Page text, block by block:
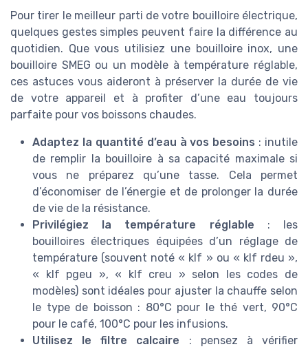
Pour tirer le meilleur parti de votre bouilloire électrique,
quelques gestes simples peuvent faire la différence au
quotidien. Que vous utilisiez une bouilloire inox, une
bouilloire SMEG ou un modèle à température réglable,
ces astuces vous aideront à préserver la durée de vie
de votre appareil et à profiter d’une eau toujours
parfaite pour vos boissons chaudes.
Adaptez la quantité d’eau à vos besoins : inutile
de remplir la bouilloire à sa capacité maximale si
vous ne préparez qu’une tasse. Cela permet
d’économiser de l’énergie et de prolonger la durée
de vie de la résistance.
Privilégiez la température réglable : les
bouilloires électriques équipées d’un réglage de
température (souvent noté « klf » ou « klf rdeu »,
« klf pgeu », « klf creu » selon les codes de
modèles) sont idéales pour ajuster la chauffe selon
le type de boisson : 80°C pour le thé vert, 90°C
pour le café, 100°C pour les infusions.
Utilisez le filtre calcaire : pensez à vérifier